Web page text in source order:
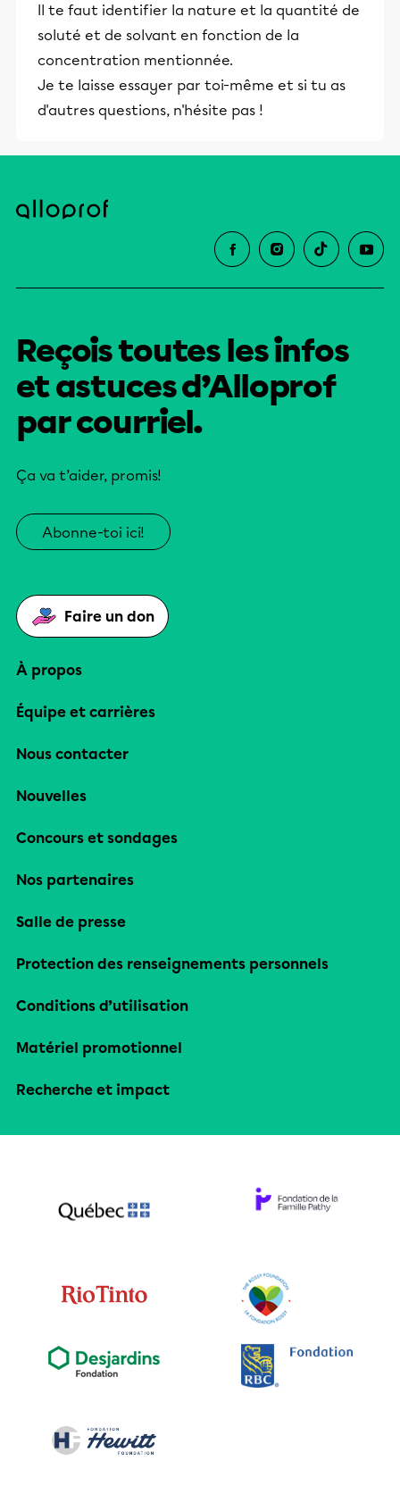
éducative.
Il te faut identifier la nature et la quantité de
soluté et de solvant en fonction de la
concentration mentionnée.
Je te laisse essayer par toi-même et si tu as
d'autres questions, n'hésite pas !
Reçois toutes les infos
et astuces d’Alloprof
par courriel.
Ça va t’aider, promis!
Abonne-toi ici!
Faire un don
À propos
Équipe et carrières
Nous contacter
Nouvelles
Concours et sondages
Nos partenaires
Salle de presse
Protection des renseignements personnels
Conditions d’utilisation
Matériel promotionnel
Recherche et impact